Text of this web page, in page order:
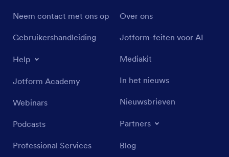
Neem contact met ons op
Gebruikershandleiding
Help
Jotform Academy
Webinars
Podcasts
Professional Services
Over ons
Jotform-feiten voor AI
Mediakit
In het nieuws
Nieuwsbrieven
Partners
Blog